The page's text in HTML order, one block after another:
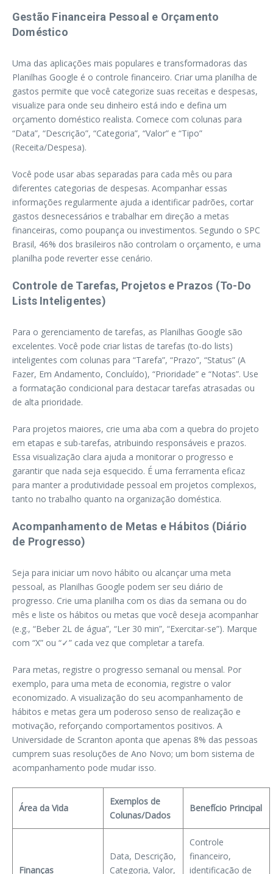
Gestão Financeira Pessoal e Orçamento
Doméstico
Uma das aplicações mais populares e transformadoras das
Planilhas Google é o controle financeiro. Criar uma planilha de
gastos permite que você categorize suas receitas e despesas,
visualize para onde seu dinheiro está indo e defina um
orçamento doméstico realista. Comece com colunas para
“Data”, “Descrição”, “Categoria”, “Valor” e “Tipo”
(Receita/Despesa).
Você pode usar abas separadas para cada mês ou para
diferentes categorias de despesas. Acompanhar essas
informações regularmente ajuda a identificar padrões, cortar
gastos desnecessários e trabalhar em direção a metas
financeiras, como poupança ou investimentos. Segundo o SPC
Brasil, 46% dos brasileiros não controlam o orçamento, e uma
planilha pode reverter esse cenário.
Controle de Tarefas, Projetos e Prazos (To-Do
Lists Inteligentes)
Para o gerenciamento de tarefas, as Planilhas Google são
excelentes. Você pode criar listas de tarefas (to-do lists)
inteligentes com colunas para “Tarefa”, “Prazo”, “Status” (A
Fazer, Em Andamento, Concluído), “Prioridade” e “Notas”. Use
a formatação condicional para destacar tarefas atrasadas ou
de alta prioridade.
Para projetos maiores, crie uma aba com a quebra do projeto
em etapas e sub-tarefas, atribuindo responsáveis e prazos.
Essa visualização clara ajuda a monitorar o progresso e
garantir que nada seja esquecido. É uma ferramenta eficaz
para manter a produtividade pessoal em projetos complexos,
tanto no trabalho quanto na organização doméstica.
Acompanhamento de Metas e Hábitos (Diário
de Progresso)
Seja para iniciar um novo hábito ou alcançar uma meta
pessoal, as Planilhas Google podem ser seu diário de
progresso. Crie uma planilha com os dias da semana ou do
mês e liste os hábitos ou metas que você deseja acompanhar
(e.g., “Beber 2L de água”, “Ler 30 min”, “Exercitar-se”). Marque
com “X” ou “✓” cada vez que completar a tarefa.
Para metas, registre o progresso semanal ou mensal. Por
exemplo, para uma meta de economia, registre o valor
economizado. A visualização do seu acompanhamento de
hábitos e metas gera um poderoso senso de realização e
motivação, reforçando comportamentos positivos. A
Universidade de Scranton aponta que apenas 8% das pessoas
cumprem suas resoluções de Ano Novo; um bom sistema de
acompanhamento pode mudar isso.
Área da Vida
Exemplos de
Colunas/Dados
Benefício Principal
Finanças
Data, Descrição,
Categoria, Valor,
Controle
financeiro,
identificação de